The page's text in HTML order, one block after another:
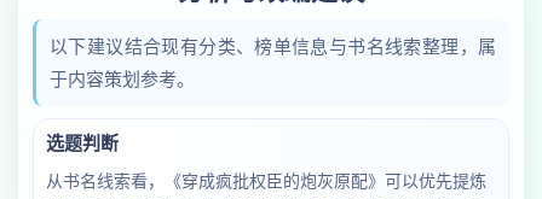
以下建议结合现有分类、榜单信息与书名线索整理，属
于内容策划参考。
选题判断
从书名线索看，《穿成疯批权臣的炮灰原配》可以优先提炼